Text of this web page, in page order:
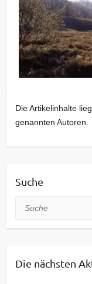
Die Artikelinhalte
genannten Autoren.
Suche
Suche
Die nächsten